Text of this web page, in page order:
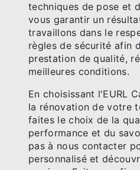
techniques de pose et
vous garantir un
travaillons dans le
règles de sécurité afin
prestation de qualité,
meilleures conditions.
En choisissant l'EURL
la rénovation de votre
faites le choix de la
performance et du
pas à nous contacter
personnalisé et